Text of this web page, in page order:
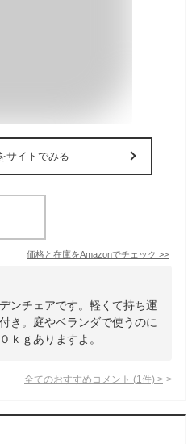
サイトでみる
価格と在庫をAmazonでチェック >>
ンチェアです。軽くて持ち運
き。庭やベランダで使うのに
ｋｇありますよ。
全てのおすすめコメント (1 件) >